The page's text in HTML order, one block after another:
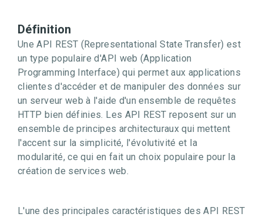
Définition
Une API REST (Representational State Transfer) est
un type populaire d'API web (Application
Programming Interface) qui permet aux applications
clientes d'accéder et de manipuler des données sur
un serveur web à l'aide d'un ensemble de requêtes
HTTP bien définies. Les API REST reposent sur un
ensemble de principes architecturaux qui mettent
l'accent sur la simplicité, l'évolutivité et la
modularité, ce qui en fait un choix populaire pour la
création de services web.
L'une des principales caractéristiques des API REST